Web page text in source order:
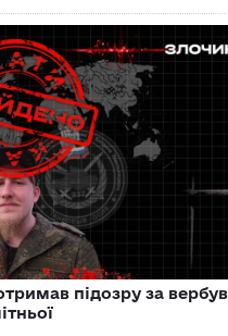
підозру за